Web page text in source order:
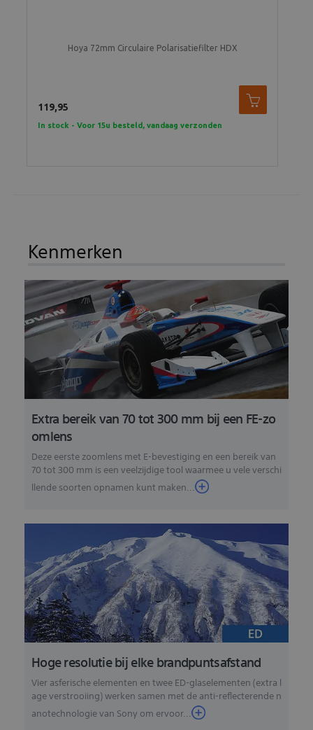
Hoya 72mm Circulaire Polarisatiefilter HDX
119,95
In stock - Voor 15u besteld, vandaag verzonden
Kenmerken
Extra bereik van 70 tot 300 mm bij een FE-zo
omlens
Deze eerste zoomlens met E-bevestiging en een bereik van
70 tot 300 mm is een veelzijdige tool waarmee u vele verschi
llende soorten opnamen kunt maken...
Hoge resolutie bij elke brandpuntsafstand
Vier asferische elementen en twee ED-glaselementen (extra l
age verstrooiing) werken samen met de anti-reflecterende n
anotechnologie van Sony om ervoor...